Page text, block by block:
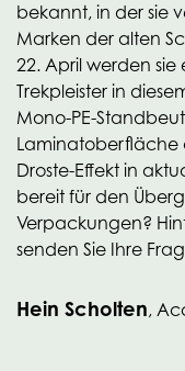
bekannt, in der sie
Marken der alten
22. April werden sie
Trekpleister in
Mono-PE-
Laminatoberfläche
Droste-Effekt in
bereit für den
Verpackungen?
senden Sie Ihre
Hein Scholten,